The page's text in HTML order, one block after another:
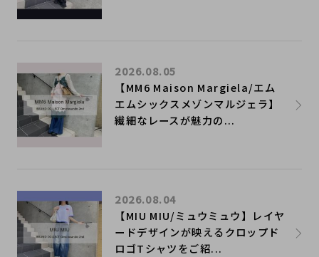
【MM6 Maison Margiela/エム
エムシックスメゾンマルジェラ】
繊細なレースが魅力の...
2026.08.05
【MIU MIU/ミュウミュウ】レイヤ
ードデザインが映えるクロップド
ロゴTシャツをご紹...
2026.08.04